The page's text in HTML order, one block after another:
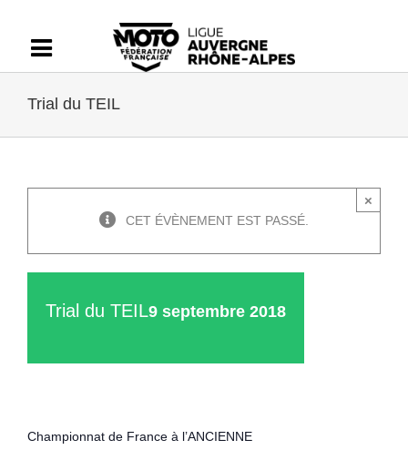
contenu
Trial du TEIL
×
CET ÉVÈNEMENT EST PASSÉ.
Trial du TEIL9 septembre 2018
Championnat de France à l’ANCIENNE